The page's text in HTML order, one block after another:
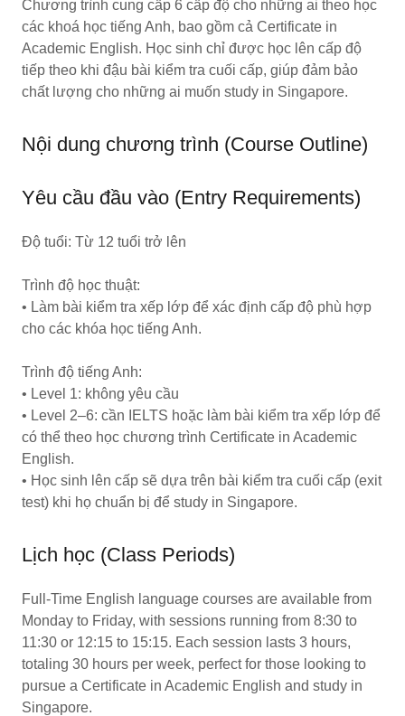
Chương trình cung cấp 6 cấp độ cho những ai theo học
các khoá học tiếng Anh, bao gồm cả Certificate in
Academic English. Học sinh chỉ được học lên cấp độ
tiếp theo khi đậu bài kiểm tra cuối cấp, giúp đảm bảo
chất lượng cho những ai muốn study in Singapore.
Nội dung chương trình (Course Outline)
Yêu cầu đầu vào (Entry Requirements)
Độ tuổi: Từ 12 tuổi trở lên
Trình độ học thuật:
• Làm bài kiểm tra xếp lớp để xác định cấp độ phù hợp
cho các khóa học tiếng Anh.
Trình độ tiếng Anh:
• Level 1: không yêu cầu
• Level 2–6: cần IELTS hoặc làm bài kiểm tra xếp lớp để
có thể theo học chương trình Certificate in Academic
English.
• Học sinh lên cấp sẽ dựa trên bài kiểm tra cuối cấp (exit
test) khi họ chuẩn bị để study in Singapore.
Lịch học (Class Periods)
Full-Time English language courses are available from
Monday to Friday, with sessions running from 8:30 to
11:30 or 12:15 to 15:15. Each session lasts 3 hours,
totaling 30 hours per week, perfect for those looking to
pursue a Certificate in Academic English and study in
Singapore.